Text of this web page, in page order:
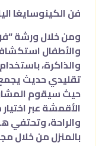
فن الكينوسايغا
ومن خلال ورشة
والأطفال
والذاكرة،
تقليدي حديث يجمع
حيث سيقوم
الأقمشة عبر
والراحة، وتحتفي
بالمنزل من خلال